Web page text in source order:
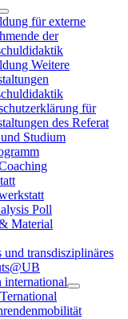
für externe
der
Weitere
für
des Referat
Studium
Poll
Material
und transdisziplinäres
international